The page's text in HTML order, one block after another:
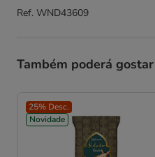
Ref. WND43609
Também poderá gostar
25% Desc.
Novidade